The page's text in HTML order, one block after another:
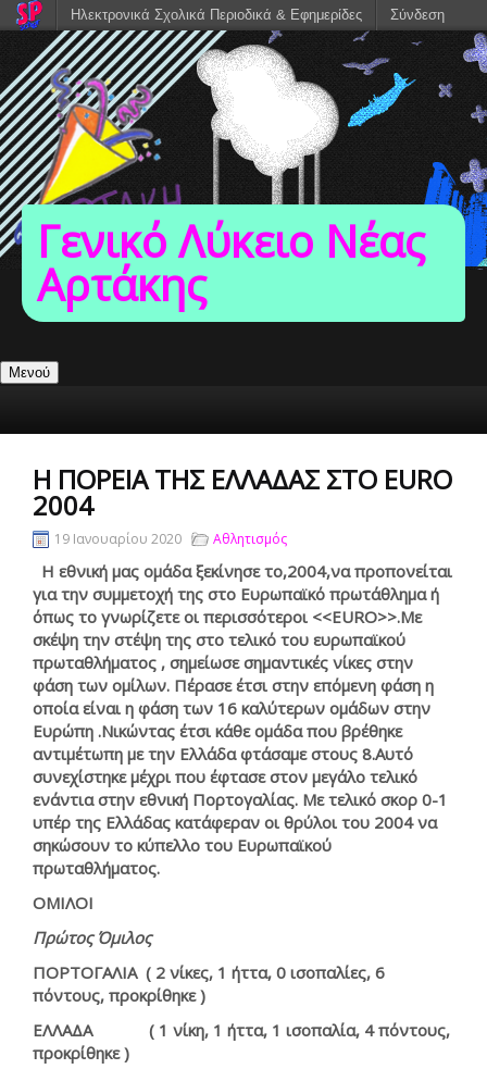
Γενικό Λύκειο Νέας
Αρτάκης
Μενού
Η ΠΟΡΕΊΑ ΤΗΣ ΕΛΛΆΔΑΣ ΣΤΟ EURO
2004
19 Ιανουαρίου 2020 Αθλητισμός
Η εθνική μας ομάδα ξεκίνησε το,2004,να προπονείται
για την συμμετοχή της στο Ευρωπαϊκό πρωτάθλημα ή
όπως το γνωρίζετε οι περισσότεροι <<EURO>>.Με
σκέψη την στέψη της στο τελικό του ευρωπαϊκού
πρωταθλήματος , σημείωσε σημαντικές νίκες στην
φάση των ομίλων. Πέρασε έτσι στην επόμενη φάση η
οποία είναι η φάση των 16 καλύτερων ομάδων στην
Ευρώπη .Νικώντας έτσι κάθε ομάδα που βρέθηκε
αντιμέτωπη με την Ελλάδα φτάσαμε στους 8.Αυτό
συνεχίστηκε μέχρι που έφτασε στον μεγάλο τελικό
ενάντια στην εθνική Πορτογαλίας. Με τελικό σκορ 0-1
υπέρ της Ελλάδας κατάφεραν οι θρύλοι του 2004 να
σηκώσουν το κύπελλο του Ευρωπαϊκού
πρωταθλήματος.
ΟΜΙΛΟΙ
Πρώτος Όμιλος
ΠΟΡΤΟΓΑΛΙΑ ( 2 νίκες, 1 ήττα, 0 ισοπαλίες, 6
πόντους, προκρίθηκε )
ΕΛΛΑΔΑ ( 1 νίκη, 1 ήττα, 1 ισοπαλία, 4 πόντους,
προκρίθηκε )
Ηλεκτρονικά Σχολικά Περιοδικά & Εφημερίδες Σύνδεση